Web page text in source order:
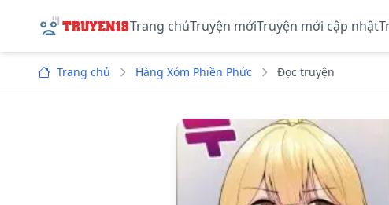
Trang chủTruyện mớiTruyện mới cập nhật
Trang chủ Hàng Xóm Phiền Phức Đọc truyện